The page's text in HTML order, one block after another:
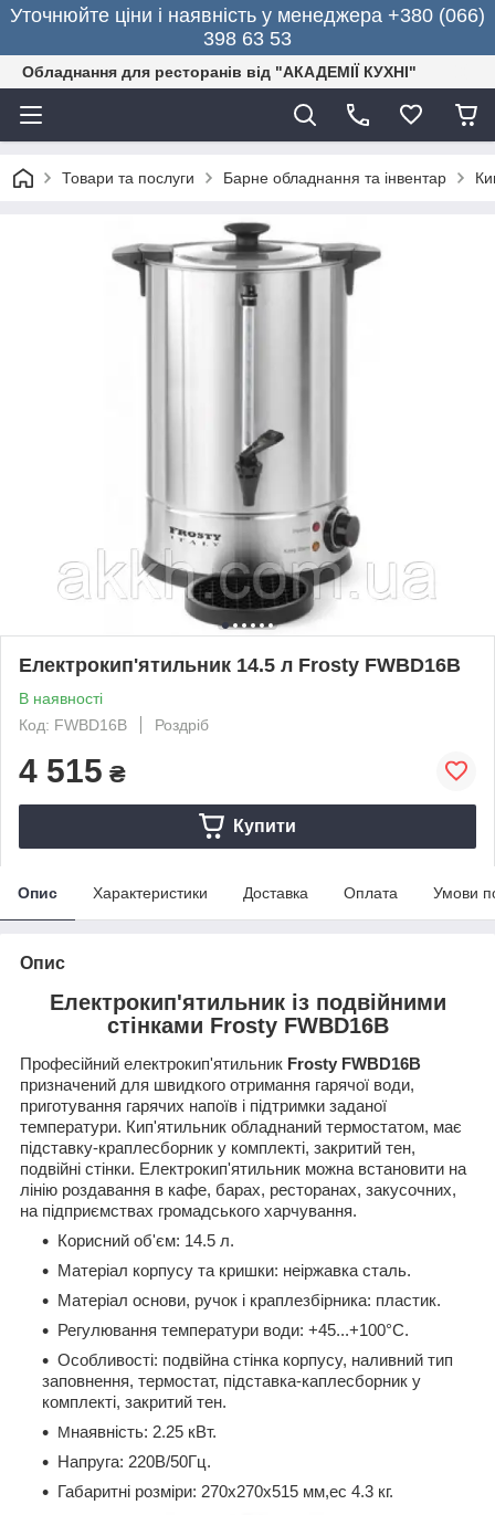
Уточнюйте ціни і наявність у менеджера +380 (066)
398 63 53
Обладнання для ресторанів від "АКАДЕМІЇ КУХНІ"
Товари та послуги Барне обладнання та інвентар
Електрокип'ятильник 14.5 л Frosty FWBD16B
В наявності
Код: FWBD16B
Роздріб
4 515 ₴
Купити
Опис Характеристики Доставка Оплата Умови
Опис
Електрокип'ятильник із подвійними
стінками Frosty FWBD16B
Професійний електрокип'ятильник Frosty FWBD16B
призначений для швидкого отримання гарячої води,
приготування гарячих напоїв і підтримки заданої
температури. Кип'ятильник обладнаний термостатом, має
підставку-краплесборник у комплекті, закритий тен,
подвійні стінки. Електрокип'ятильник можна встановити на
лінію роздавання в кафе, барах, ресторанах, закусочних,
на підприємствах громадського харчування.
Корисний об'єм: 14.5 л.
Матеріал корпусу та кришки: неіржавка сталь.
Матеріал основи, ручок і краплезбірника: пластик.
Регулювання температури води: +45...+100°С.
Особливості: подвійна стінка корпусу, наливний тип
заповнення, термостат, підставка-каплесборник у
комплекті, закритий тен.
Мнаявність: 2.25 кВт.
Напруга: 220В/50Гц.
Габаритні розміри: 270х270х515 мм,ес 4.3 кг.